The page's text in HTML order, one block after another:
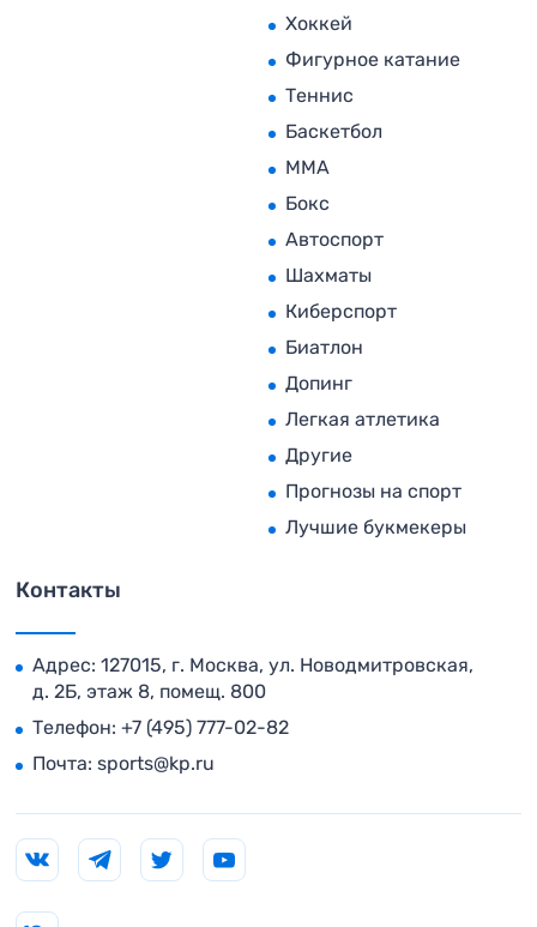
Хоккей
Фигурное катание
Теннис
Баскетбол
MMA
Бокс
Автоспорт
Шахматы
Киберспорт
Биатлон
Допинг
Легкая атлетика
Другие
Прогнозы на спорт
Лучшие букмекеры
Контакты
Адрес: 127015, г. Москва, ул. Новодмитровская,
д. 2Б, этаж 8, помещ. 800
Телефон: +7 (495) 777-02-82
Почта: sports@kp.ru